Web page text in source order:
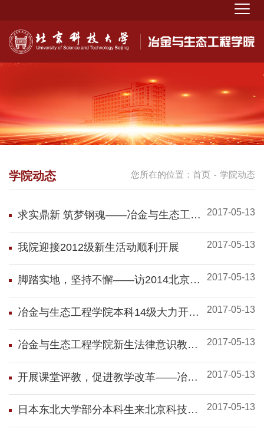
您所在的位置： 首页 - 学院动态
学院动态
求实鼎新 筑梦钢魂――冶金与生态工程
学院2015级本科生开学典礼顺利举行
2017-05-13
我院迎接2012级新生活动顺利开展 2017-05-13
脚踏实地，坚持不懈――访2014北京科
技大学特等奖学金获得者王若铮
2017-05-13
冶金与生态工程学院本科14级大力开展
年级体育锻炼活动
2017-05-13
冶金与生态工程学院新生法律意识教育
活动顺利举办
2017-05-13
开展课堂评教，促进教学改革――冶金
学院公布2013-2014（第二学期）学生
课堂评教结果
2017-05-13
日本东北大学部分本科生来北京科技大
学交流学习
2017-05-13